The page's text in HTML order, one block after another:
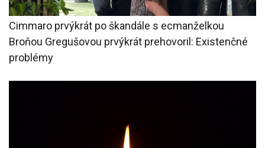
Cimmaro prvýkrát po škandále s ecmanželkou
Broňou Gregušovou prvýkrát prehovoril: Existenčné
problémy